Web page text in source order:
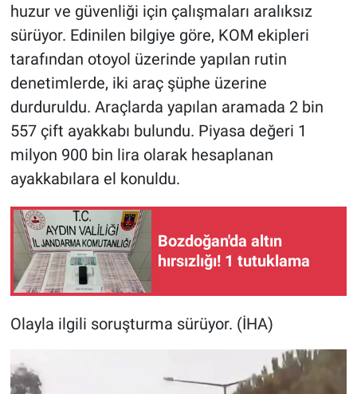
huzur ve güvenliği için çalışmaları aralıksız
sürüyor. Edinilen bilgiye göre, KOM ekipleri
tarafından otoyol üzerinde yapılan rutin
denetimlerde, iki araç şüphe üzerine
durduruldu. Araçlarda yapılan aramada 2 bin
557 çift ayakkabı bulundu. Piyasa değeri 1
milyon 900 bin lira olarak hesaplanan
ayakkabılara el konuldu.
Bozdoğan'da altın
hırsızlığı! 1 tutuklama
Olayla ilgili soruşturma sürüyor. (İHA)